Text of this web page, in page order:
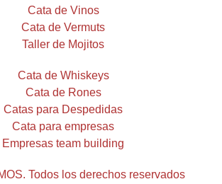
Cata de Vinos
Cata de Vermuts
Taller de Mojitos
Cata de Whiskeys
Cata de Rones
Catas para Despedidas
Cata para empresas
Empresas team building
Todos los derechos reservados